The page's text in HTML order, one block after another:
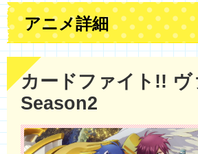
アニメ詳細
カードファイト!!
Season2